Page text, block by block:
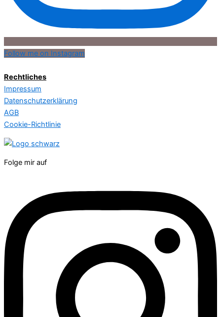
Follow me on Instagram
Rechtliches
Impressum
Datenschutzerklärung
AGB
Cookie-Richtlinie
Folge mir auf